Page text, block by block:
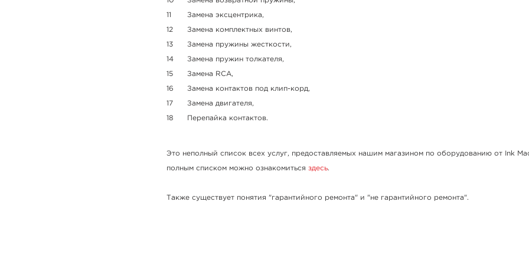
Замена эксцентрика,
Замена комплектных винтов,
Замена пружины жесткости,
Замена пружин толкателя,
Замена RCA,
Замена контактов под клип-корд,
Замена двигателя,
Перепайка контактов.
Это неполный список всех услуг, предоставляемых нашим магазином по оборудованию от Ink
полным списком можно ознакомиться здесь.
Также существует понятия "гарантийного ремонта" и "не гарантийного ремонта".